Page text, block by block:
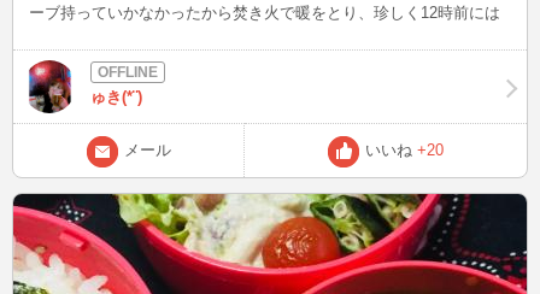
ーブ持っていかなかったから焚き火で暖をとり、珍しく12時前には
行くので顔の写真ではないけど、焚き火と夕飯、朝食の写真です！
来週か再来週はお花見キャンプ行けるかなー？？
ゅき(*¨)
メール いいね +20